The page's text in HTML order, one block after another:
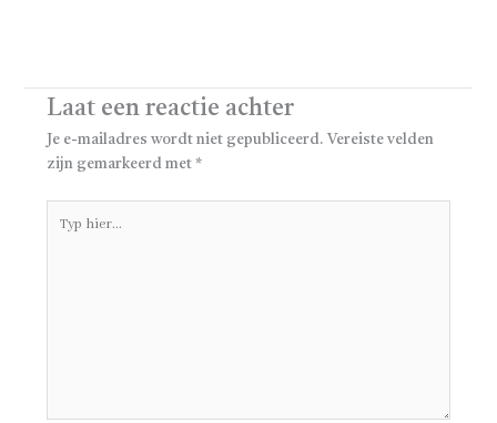
Laat een reactie achter
Je e-mailadres wordt niet gepubliceerd. Vereiste velden
zijn gemarkeerd met*
hier...